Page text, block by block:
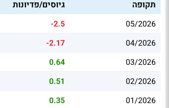
תקופה גיוסים/פדיונות
05/2026
-2.5
04/2026
-2.17
03/2026
0.64
02/2026
0.51
01/2026
0.35